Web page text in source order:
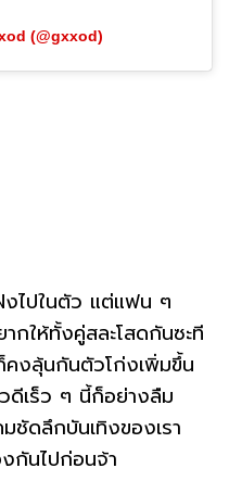
(@gxxod)
งไปในตัว แต่แฟน ๆ
กให้ทั้งคู่สละโสดกันซะที
คงลุ้นกันตัวโก่งเพิ่มขึ้น
ดีเร็ว ๆ นี้ก็อย่างลืม
ชัดลึกบันเทิงของเรา
กันไปก่อนจ้า